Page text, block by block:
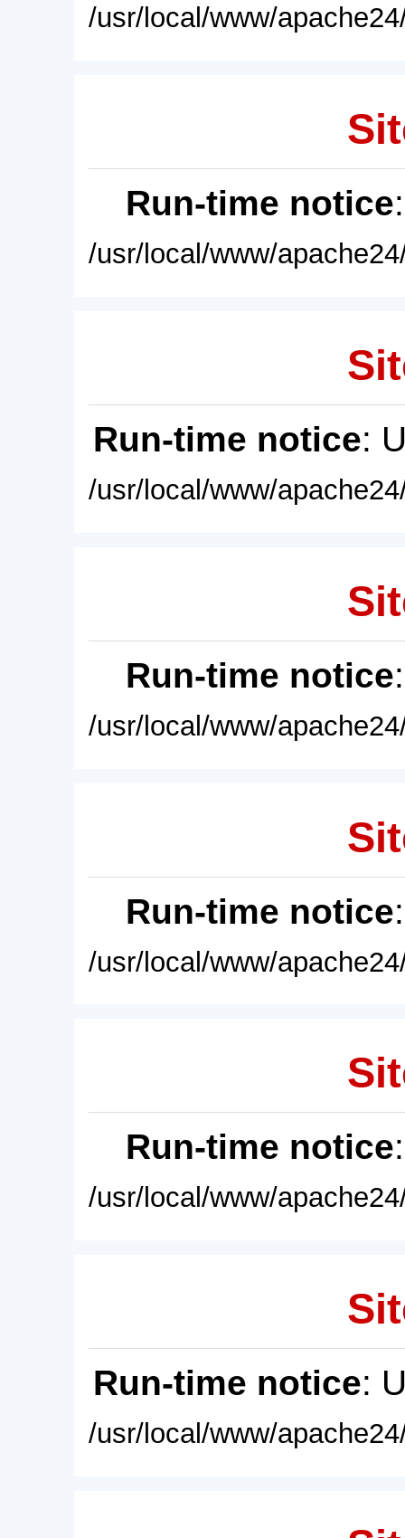
/usr/local/www/
Run-time notice
/usr/local/www/
Run-time notice:
/usr/local/www/
Run-time notice
/usr/local/www/
Run-time notice
/usr/local/www/
Run-time notice
/usr/local/www/
Run-time notice:
/usr/local/www/